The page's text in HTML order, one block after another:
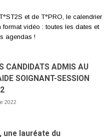
et de T°PRO, le calendrier
format vidéo : toutes les dates et
agendas !
CANDIDATS ADMIS AU
SOIGNANT-SESSION
2022
une lauréate du